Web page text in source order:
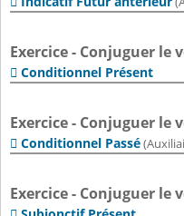
Exercice - Conjuguer le
 Conditionnel Présent
Exercice - Conjuguer le
 Conditionnel Passé
Exercice - Conjuguer le